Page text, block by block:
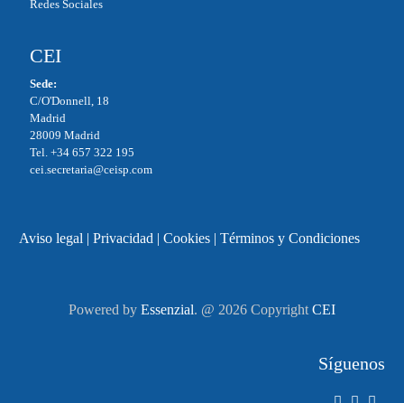
Redes Sociales
CEI
Sede:
C/O'Donnell, 18
Madrid
28009 Madrid
Tel. +34 657 322 195
cei.secretaria@ceisp.com
Aviso legal | Privacidad | Cookies| Términos y Condiciones
Powered by Essenzial. @ 2026 Copyright CEI
Síguenos